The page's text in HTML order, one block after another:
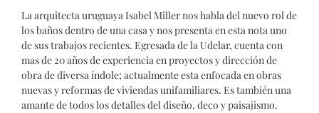
La arquitecta uruguaya Isabel Miller nos habla del nuevo rol de
los baños dentro de una casa y nos presenta en esta nota uno
de sus trabajos recientes. Egresada de la Udelar, cuenta con
mas de 20 años de experiencia en proyectos y dirección de
obra de diversa índole; actualmente esta enfocada en obras
nuevas y reformas de viviendas unifamiliares. Es también una
amante de todos los detalles del diseño, deco y paisajismo.